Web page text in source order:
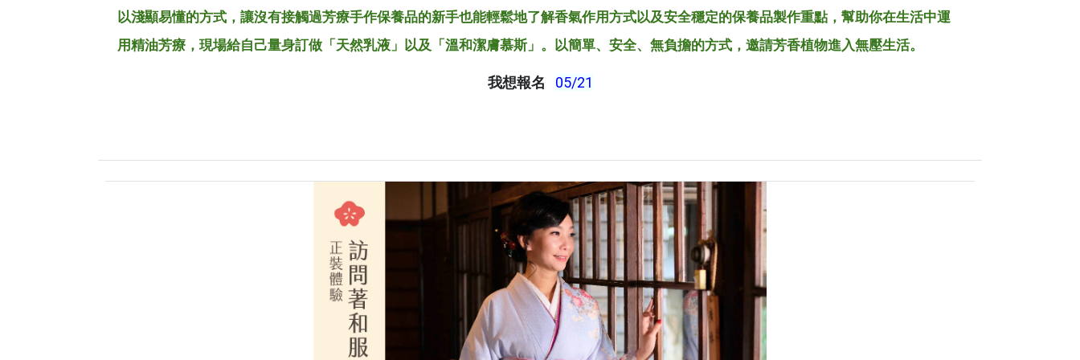
以淺顯易懂的方式，讓沒有接觸過芳療手作保養品的新手也能輕鬆地了解香氣作用方式以及安全穩定的保養品製作重點，幫助你在生活中運
用精油芳療，現場給自己量身訂做「天然乳液」以及「溫和潔膚慕斯」。以簡單、安全、無負擔的方式，邀請芳香植物進入無壓生活。
我想報名 05/21